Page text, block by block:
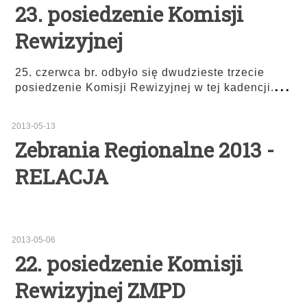
23. posiedzenie Komisji
Rewizyjnej
25. czerwca br. odbyło się dwudzieste trzecie
posiedzenie Komisji Rewizyjnej w tej kadencji. ...
2013-05-13
Zebrania Regionalne 2013 -
RELACJA
2013-05-06
22. posiedzenie Komisji
Rewizyjnej ZMPD